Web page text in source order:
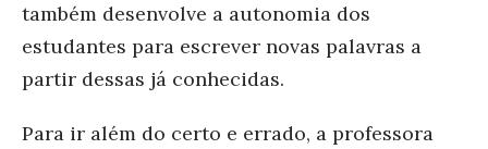
também desenvolve a autonomia dos
estudantes para escrever novas palavras a
partir dessas já conhecidas.
Para ir além do certo e errado, a professora